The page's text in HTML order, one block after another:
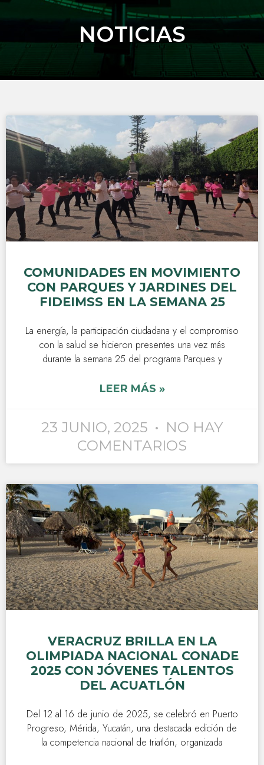
NOTICIAS
COMUNIDADES EN MOVIMIENTO
CON PARQUES Y JARDINES DEL
FIDEIMSS EN LA SEMANA 25
La energía, la participación ciudadana y el compromiso
con la salud se hicieron presentes una vez más
durante la semana 25 del programa Parques y
LEER MÁS »
23 JUNIO, 2025
NO HAY
COMENTARIOS
VERACRUZ BRILLA EN LA
OLIMPIADA NACIONAL CONADE
2025 CON JÓVENES TALENTOS
DEL ACUATLÓN
Del 12 al 16 de junio de 2025, se celebró en Puerto
Progreso, Mérida, Yucatán, una destacada edición de
la competencia nacional de triatlón, organizada